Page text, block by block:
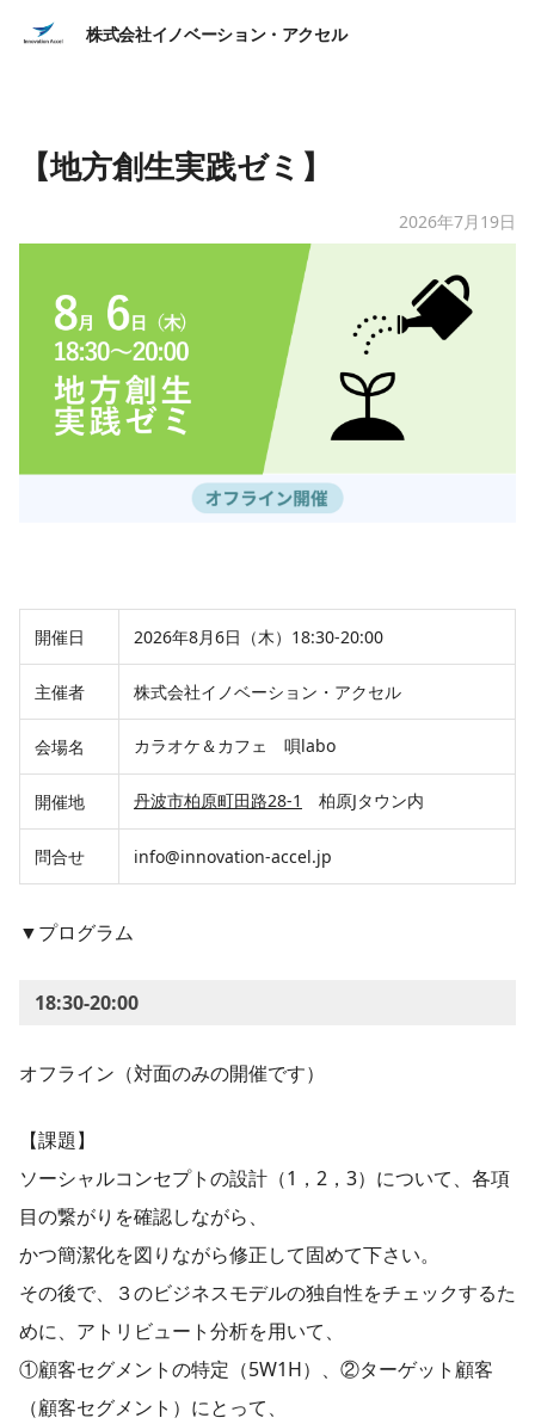
株式会社イノベーション・アクセル
【地方創生実践ゼミ】
2026年7月19日
開催日 2026年8月6日（木）18:30-20:00
主催者 株式会社イノベーション・アクセル
会場名 カラオケ＆カフェ 唄labo
開催地 丹波市柏原町田路28-1 柏原Jタウン内
問合せ info@innovation-accel.jp
▼プログラム
18:30-20:00
オフライン（対面のみの開催です）
【課題】
ソーシャルコンセプトの設計（1，2，3）について、各項
目の繋がりを確認しながら、
かつ簡潔化を図りながら修正して固めて下さい。
その後で、３のビジネスモデルの独自性をチェックするた
めに、アトリビュート分析を用いて、
①顧客セグメントの特定（5W1H）、②ターゲット顧客
（顧客セグメント）にとって、